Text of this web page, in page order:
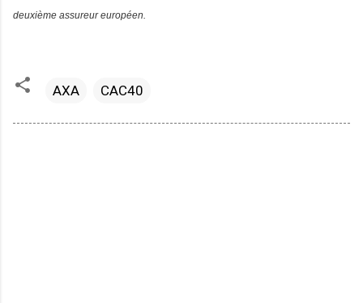
deuxième assureur européen.
AXA CAC40